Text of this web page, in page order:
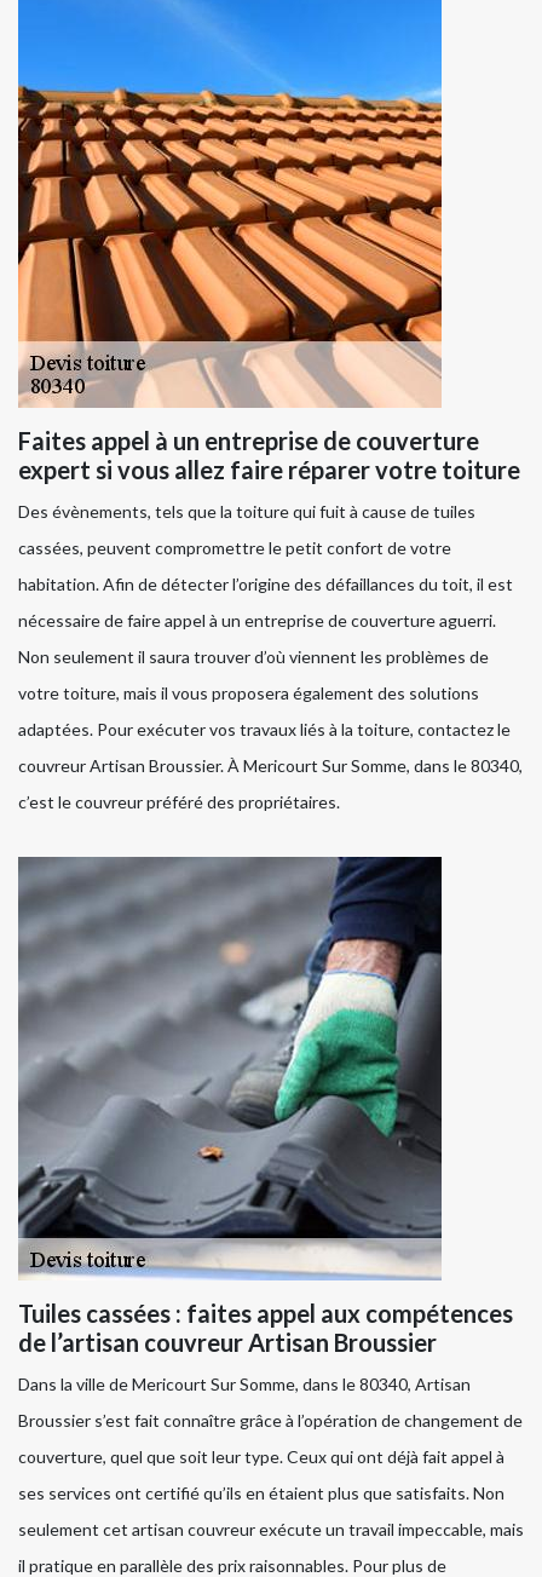
Faites appel à un entreprise de couverture
expert si vous allez faire réparer votre toiture
Des évènements, tels que la toiture qui fuit à cause de tuiles
cassées, peuvent compromettre le petit confort de votre
habitation. Afin de détecter l’origine des défaillances du toit, il est
nécessaire de faire appel à un entreprise de couverture aguerri.
Non seulement il saura trouver d’où viennent les problèmes de
votre toiture, mais il vous proposera également des solutions
adaptées. Pour exécuter vos travaux liés à la toiture, contactez le
couvreur Artisan Broussier. À Mericourt Sur Somme, dans le 80340,
c’est le couvreur préféré des propriétaires.
Tuiles cassées : faites appel aux compétences
de l’artisan couvreur Artisan Broussier
Dans la ville de Mericourt Sur Somme, dans le 80340, Artisan
Broussier s’est fait connaître grâce à l’opération de changement de
couverture, quel que soit leur type. Ceux qui ont déjà fait appel à
ses services ont certifié qu’ils en étaient plus que satisfaits. Non
seulement cet artisan couvreur exécute un travail impeccable, mais
il pratique en parallèle des prix raisonnables. Pour plus de